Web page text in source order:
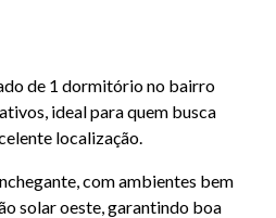
de 1 dormitório no bairro
ideal para quem busca
localização.
com ambientes bem
solar oeste, garantindo boa